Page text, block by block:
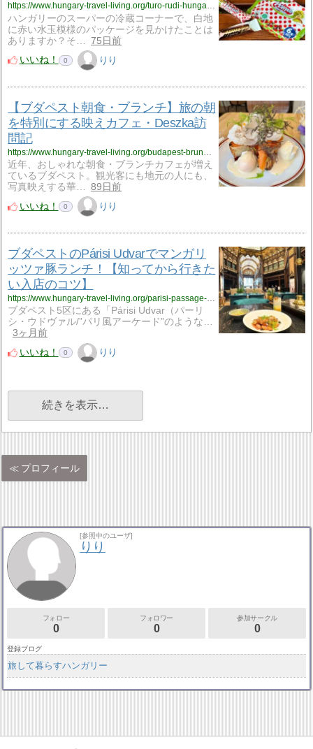
https://www.hungary-travel-living.org/turo-rudi-hungary/
ハンガリーのスーパーの冷蔵コーナーで、白地
に赤い水玉模様のパッケージを見かけたことは
ありますか？そ…
75日前
いいね！
0 りり
【ブダペスト朝食・ブランチ】旅の朝
を特別にする映えカフェ・Deszka訪
問記
近年、おしゃれな朝食・ブランチカフェが増え
ているブダペスト。観光客にも地元の人にも、
写真映えする華…
89日前
いいね！
0 りり
ブダペストのPárisi Udvarでマンガリ
ッツァ豚ランチ！【知ってから行きた
い入店のコツ】
https://www.hungary-travel-living.org/parisi-passage-restaurant-budapest-mangalica-lunch/
ブダペスト5区にある「Párisi Udvar（パーリ
シ・ウドヴァル/”パリ風アーケード”のような…
3ヶ月前
いいね！
0 りり
続きを表示…
プロフィール
[参照中のユーザ]
りり
フォロー
0
フォロワー
0
参加サークル
0
登録ブログ
旅して暮らすハンガリー